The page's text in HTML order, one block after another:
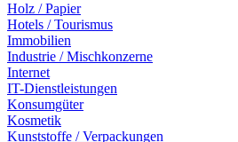
Holz / Papier
Hotels / Tourismus
Immobilien
Industrie / Mischkonzerne
Internet
IT-Dienstleistungen
Konsumgüter
Kosmetik
Kunststoffe / Verpackungen